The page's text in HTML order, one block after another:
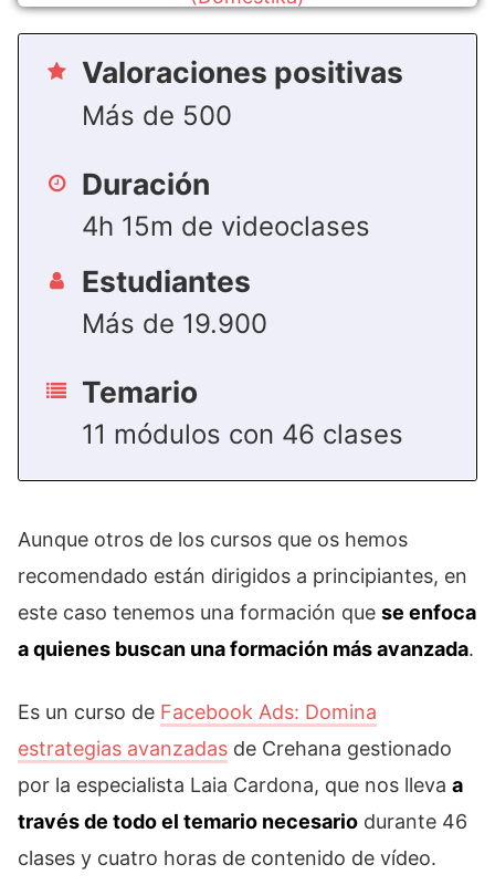
Valoraciones positivas
Más de 500
Duración
4h 15m de videoclases
Estudiantes
Más de 19.900
Temario
11 módulos con 46 clases
Aunque otros de los cursos que os hemos
recomendado están dirigidos a principiantes, en
este caso tenemos una formación que se enfoca
a quienes buscan una formación más avanzada.
Es un curso de Facebook Ads: Domina
estrategias avanzadas de Crehana gestionado
por la especialista Laia Cardona, que nos lleva a
través de todo el temario necesario durante 46
clases y cuatro horas de contenido de vídeo.